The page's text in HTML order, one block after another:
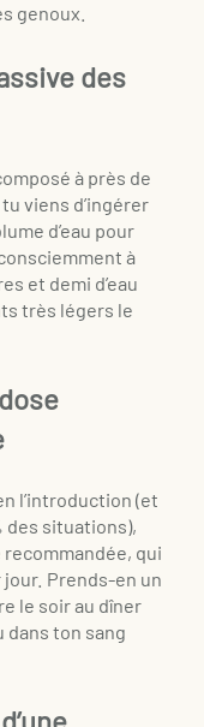
genoux.
des
à près de
viens d’ingérer
d’eau pour
à
et demi d’eau
très légers le
l’introduction (et
des situations),
qui
Prends-en un
le soir au dîner
dans ton sang